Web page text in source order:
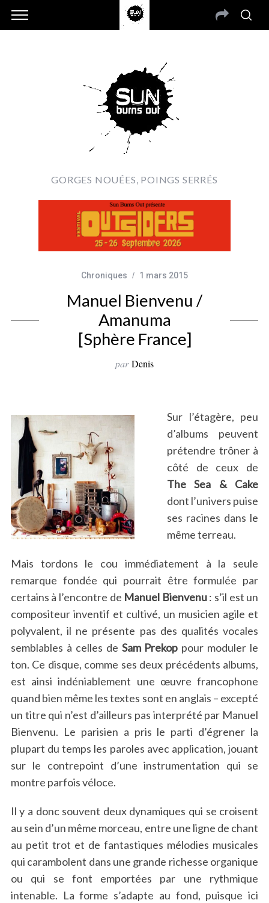
GORGES NOUÉES, POINGS SERRÉS
Chroniques 1 mars 2015
Manuel Bienvenu /
Amanuma
[Sphère France]
par Denis
Sur l’étagère, peu
d’albums peuvent
prétendre trôner à
côté de ceux de
The Sea & Cake
dont l’univers puise
ses racines dans le
même terreau.
Mais tordons le cou immédiatement à la seule
remarque fondée qui pourrait être formulée par
certains à l’encontre de Manuel Bienvenu: s’il est un
compositeur inventif et cultivé, un musicien agile et
polyvalent, il ne présente pas des qualités vocales
semblables à celles de Sam Prekop pour moduler le
ton. Ce disque, comme ses deux précédents albums,
est ainsi indéniablement une œuvre francophone
quand bien même les textes sont en anglais – excepté
un titre qui n’est d’ailleurs pas interprété par Manuel
Bienvenu. Le parisien a pris le parti d’égrener la
plupart du temps les paroles avec application, jouant
sur le contrepoint d’une instrumentation qui se
montre parfois véloce.
Il y a donc souvent deux dynamiques qui se croisent
au sein d’un même morceau, entre une ligne de chant
au petit trot et de fantastiques mélodies musicales
qui carambolent dans une grande richesse organique
ou qui se font emportées par une rythmique
intenable. La forme s’adapte au fond, puisque ici